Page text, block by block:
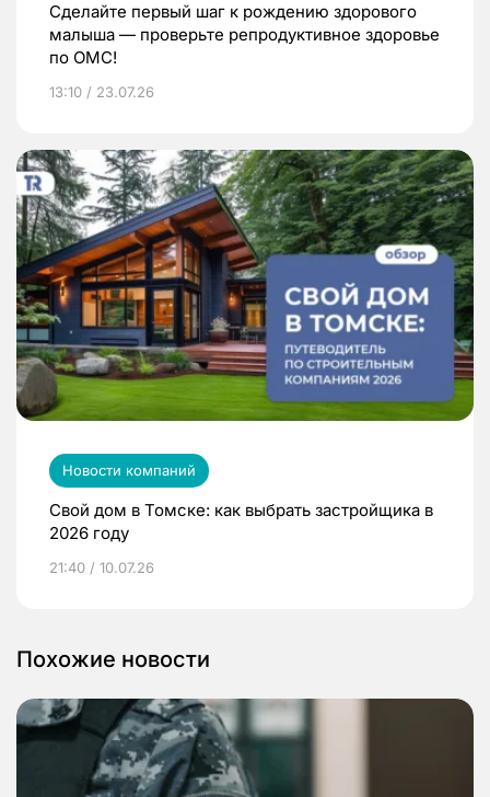
Сделайте первый шаг к рождению здорового
малыша — проверьте репродуктивное здоровье
по ОМС!
13:10 / 23.07.26
Новости компаний
Свой дом в Томске: как выбрать застройщика в
2026 году
21:40 / 10.07.26
Похожие новости